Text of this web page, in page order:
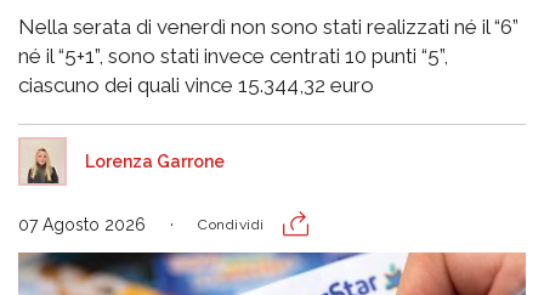
Nella serata di venerdì non sono stati realizzati né il “6”
né il “5+1”, sono stati invece centrati 10 punti “5”,
ciascuno dei quali vince 15.344,32 euro
Lorenza Garrone
07 Agosto 2026 Condividi